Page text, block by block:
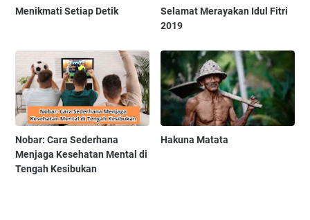
Menikmati Setiap Detik
Selamat Merayakan Idul Fitri
2019
Nobar: Cara Sederhana
Menjaga Kesehatan Mental di
Tengah Kesibukan
Hakuna Matata